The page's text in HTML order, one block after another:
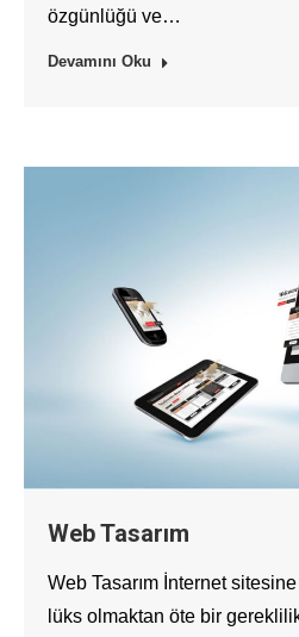
özgünlüğü ve…
Devamını Oku
Web Tasarım
Web Tasarım İnternet
lüks olmaktan öte bir